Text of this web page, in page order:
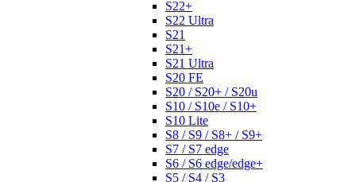
S22+
S22 Ultra
S21
S21+
S21 Ultra
S20 FE
S20 / S20+ / S20u
S10 / S10e / S10+
S10 Lite
S8 / S9 / S8+ / S9+
S7 / S7 edge
S6 / S6 edge/edge+
S5 / S4 / S3